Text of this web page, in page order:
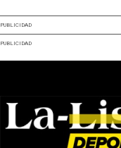
PUBLICIDAD
PUBLICIDAD